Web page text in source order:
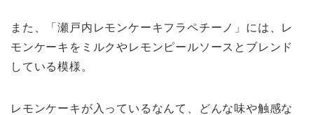
また、「瀬戸内レモンケーキフラペチーノ」には、レ
モンケーキをミルクやレモンピールソースとブレンド
している模様。
レモンケーキが入っているなんて、どんな味や触感な